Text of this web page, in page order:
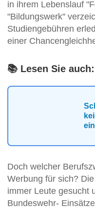
in ihrem Lebenslauf
"Bildungswerk"
Studiengebühren
einer
📚 Lesen Sie auch:
Doch welcher
Werbung für sich?
immer Leute gesucht
Bundeswehr-